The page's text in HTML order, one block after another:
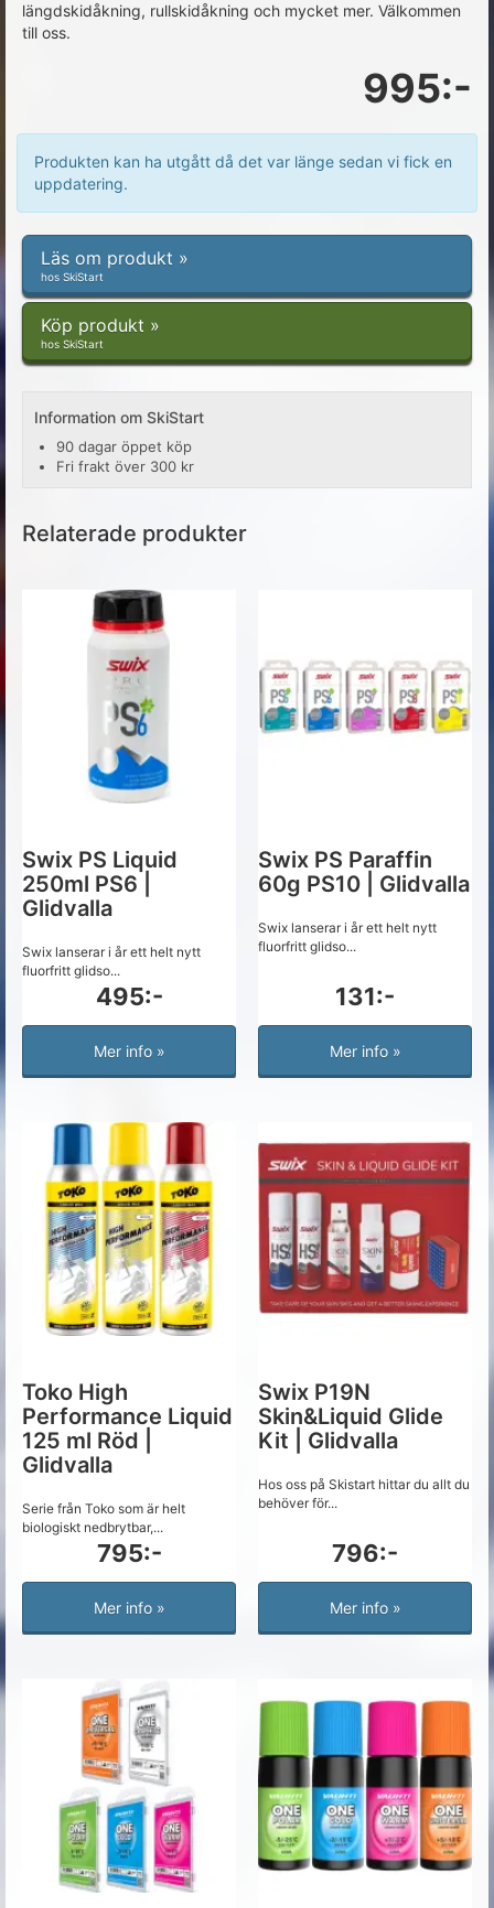
längdskidåkning, rullskidåkning och mycket mer. Välkommen
till oss.
995:-
Produkten kan ha utgått då det var länge sedan vi fick en
uppdatering.
Läs om produkt »
hos SkiStart
Köp produkt »
hos SkiStart
Information om SkiStart
90 dagar öppet köp
Fri frakt över 300 kr
Relaterade produkter
Swix PS Liquid
250ml PS6 |
Glidvalla
Swix lanserar i år ett helt nytt
fluorfritt glidso...
495:-
Mer info »
Swix PS Paraffin
60g PS10 | Glidvalla
Swix lanserar i år ett helt nytt
fluorfritt glidso...
131:-
Mer info »
Toko High
Performance Liquid
125 ml Röd |
Glidvalla
Serie från Toko som är helt
biologiskt nedbrytbar,...
795:-
Mer info »
Swix P19N
Skin&Liquid Glide
Kit | Glidvalla
Hos oss på Skistart hittar du allt du
behöver för...
796:-
Mer info »